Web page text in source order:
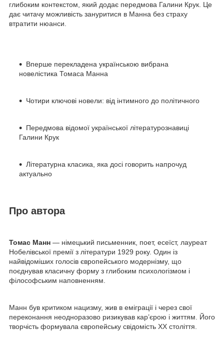
глибоким контекстом, який додає передмова Галини Крук. Це
дає читачу можливість зануритися в Манна без страху
втратити нюанси.
Вперше перекладена українською вибрана
новелістика Томаса Манна
Чотири ключові новели: від інтимного до політичного
Передмова відомої української літературознавиці
Галини Крук
Літературна класика, яка досі говорить напрочуд
актуально
Про автора
Томас Манн — німецький письменник, поет, есеїст, лауреат
Нобелівської премії з літератури 1929 року. Один із
найвідоміших голосів європейського модернізму, що
поєднував класичну форму з глибоким психологізмом і
філософським наповненням.
Манн був критиком нацизму, жив в еміграції і через свої
переконання неодноразово ризикував кар’єрою і життям. Його
творчість формувала європейську свідомість ХХ століття.